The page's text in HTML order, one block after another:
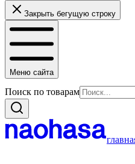
Закрыть бегущую строку
Меню сайта
Поиск по товарам